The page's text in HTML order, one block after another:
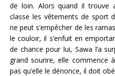
de loin. Alors quand il trouve
classe les vêtements de sport
ne peut s’empêcher de les
le couloir, il s’enfuit en
de chance pour lui, Sawa l’a
grand sourire, elle commence
pas qu’elle le dénonce, il doit